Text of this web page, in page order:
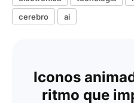
cerebro
ai
Iconos
ritmo que